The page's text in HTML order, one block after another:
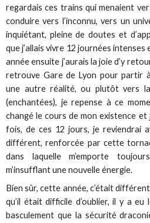
regardais ces trains qui menaient
conduire vers l’inconnu, vers un
inquiétant, pleine de doutes et
que j’allais vivre 12 journées
année ensuite j’aurais la joie d’y
retrouve Gare de Lyon pour partir
une autre réalité, ou plutôt vers
(enchantées), je repense à ce
changé le cours de mon existence et
fois, de ces 12 jours, je reviendrai
différent, renforcée par cette
dans laquelle m’emporte
m’insufflant une nouvelle énergie.
Bien sûr, cette année, c’était
qu’il était difficile d’oublier, il y a
basculement que la sécurité